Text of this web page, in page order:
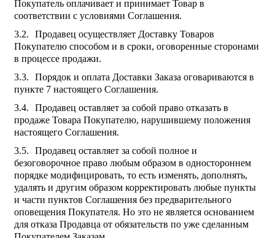
Покупатель оплачивает и принимает Товар в
соответствии с условиями Соглашения.
Продавец осуществляет Доставку Товаров
Покупателю способом и в сроки, оговоренные сторонами
в процессе продажи.
Порядок и оплата Доставки Заказа оговариваются в
пункте 7 настоящего Соглашения.
Продавец оставляет за собой право отказать в
продаже Товара Покупателю, нарушившему положения
настоящего Соглашения.
Продавец оставляет за собой полное и
безоговорочное право любым образом в одностороннем
порядке модифицировать, то есть изменять, дополнять,
удалять и другим образом корректировать любые пункты
и части пунктов Соглашения без предварительного
оповещения Покупателя. Но это не является основанием
для отказа Продавца от обязательств по уже сделанным